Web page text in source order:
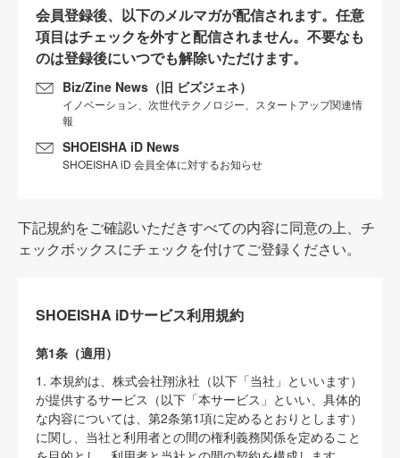
会員登録後、以下のメルマガが配信されます。任意
項目はチェックを外すと配信されません。不要なも
のは登録後にいつでも解除いただけます。
Biz/Zine News（旧 ビズジェネ）
イノベーション、次世代テクノロジー、スタートアップ関連情
報
SHOEISHA iD News
SHOEISHA iD 会員全体に対するお知らせ
下記規約をご確認いただきすべての内容に同意の上、チ
ェックボックスにチェックを付けてご登録ください。
SHOEISHA iDサービス利用規約
第1条（適用）
1. 本規約は、株式会社翔泳社（以下「当社」といいます）
が提供するサービス（以下「本サービス」といい、具体的
な内容については、第2条第1項に定めるとおりとします）
に関し、当社と利用者との間の権利義務関係を定めること